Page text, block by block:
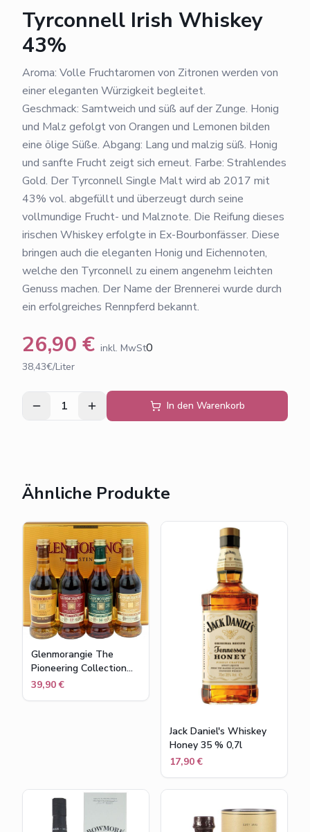
Tyrconnell Irish Whiskey
43%
Aroma: Volle Fruchtaromen von Zitronen werden von
einer eleganten Würzigkeit begleitet.
Geschmack: Samtweich und süß auf der Zunge. Honig
und Malz gefolgt von Orangen und Lemonen bilden
eine ölige Süße. Abgang: Lang und malzig süß. Honig
und sanfte Frucht zeigt sich erneut. Farbe: Strahlendes
Gold. Der Tyrconnell Single Malt wird ab 2017 mit
43% vol. abgefüllt und überzeugt durch seine
vollmundige Frucht- und Malznote. Die Reifung dieses
irischen Whiskey erfolgte in Ex-Bourbonfässer. Diese
bringen auch die eleganten Honig und Eichennoten,
welche den Tyrconnell zu einem angenehm leichten
Genuss machen. Der Name der Brennerei wurde durch
ein erfolgreiches Rennpferd bekannt.
26,90 € inkl. MwSt0
38,43€/Liter
1 In den Warenkorb
Ähnliche Produkte
Glenmorangie The
Pioneering Collection
Miniaturenset (4x10cl)
39,90 €
Jack Daniel's Whiskey
Honey 35 % 0,7l
17,90 €